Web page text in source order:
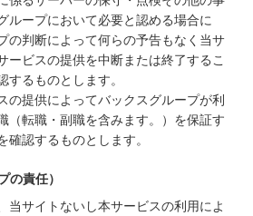
ループにおいて必要と認める場合に
の判断によって何らの予告もなく当サ
ービスの提供を中断または終了するこ
するものとします。
の提供によってバックスグループが利
（転職・副職を含みます。）を保証す
確認するものとします。
の責任）
当サイトないし本サービスの利用によ